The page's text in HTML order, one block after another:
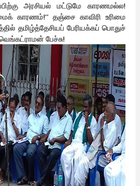
அரசியல் மட்டுமே காரணமல்ல!
காரணம்!” தஞ்சை காவிரி உரிமை
தமிழ்த்தேசியப் பேரியக்கப் பொதுச்
பேச்சு!